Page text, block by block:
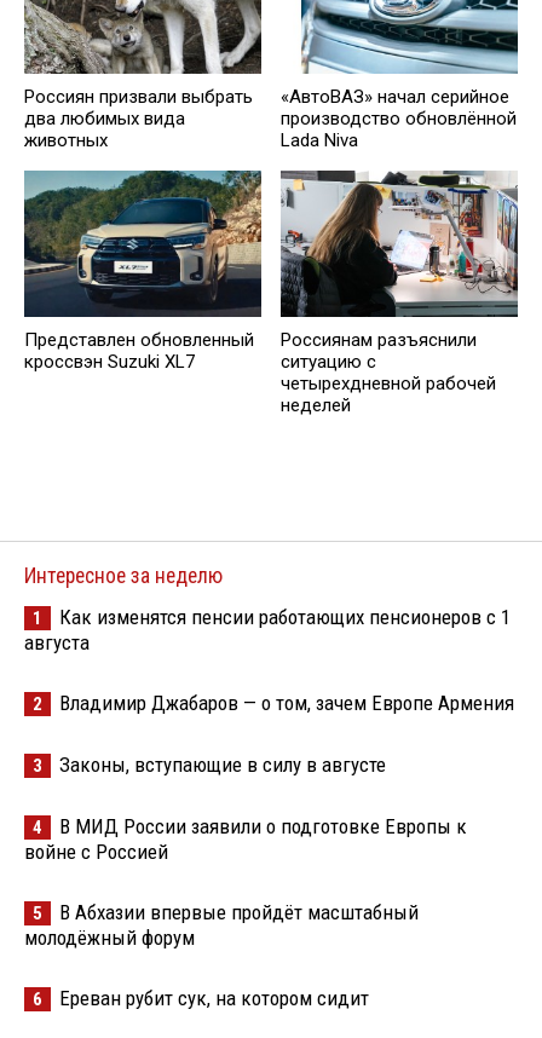
Россиян призвали выбрать
два любимых вида
животных
«АвтоВАЗ» начал серийное
производство обновлённой
Lada Niva
Представлен обновленный
кроссвэн Suzuki XL7
Россиянам разъяснили
ситуацию с
четырехдневной рабочей
неделей
Интересное за неделю
1
Как изменятся пенсии работающих пенсионеров с 1
августа
2 Владимир Джабаров — о том, зачем Европе Армения
3 Законы, вступающие в силу в августе
4
В МИД России заявили о подготовке Европы к
войне с Россией
5
В Абхазии впервые пройдёт масштабный
молодёжный форум
6 Ереван рубит сук, на котором сидит